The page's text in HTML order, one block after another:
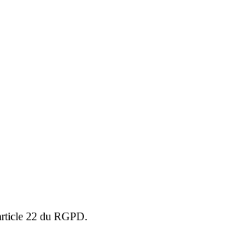
22 du RGPD.